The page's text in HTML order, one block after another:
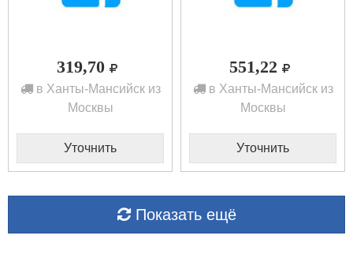
319,70
в Ханты-Мансийск из
Москвы
Уточнить
551,22
в Ханты-Мансийск из
Москвы
Уточнить
Показать ещё